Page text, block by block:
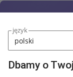
język
Dbamy o